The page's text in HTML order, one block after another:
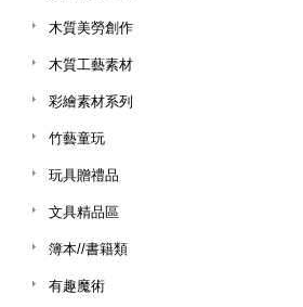
木質美勞創作
木質工藝素材
彩繪素材系列
竹藝童玩
玩具贈禮品
文具精品區
簿本//書籍類
有趣魔術